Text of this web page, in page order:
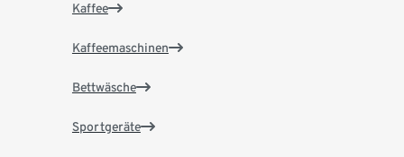
Kaffee
Kaffeemaschinen
Bettwäsche
Sportgeräte